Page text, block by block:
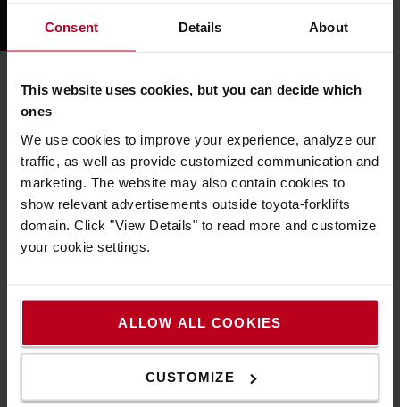
Consent Details About
This website uses cookies, but you can decide which
ones
We use cookies to improve your experience, analyze our
traffic, as well as provide customized communication and
marketing. The website may also contain cookies to
show relevant advertisements outside toyota-forklifts
domain. Click "View Details" to read more and customize
your cookie settings.
ALLOW ALL COOKIES
CUSTOMIZE
Könnyű manőverezhetőség
A BT Levio LWI160 elektromos meghajtású raktári
targonca, amely sokféle kisebb, közepes és nagyobb
igénybevételt jelentő, gyalogkíséretű alkalmazáshoz is
felhasználható. Különösen kiskereskedelmi boltok és
szupermarketek szűk helyein boldogul nagyon könnyen,
de természetesen hibátlanul megbirkózik a vízszintes
szállítás, illetve a fel- és a lerakodás feladataival is. A
kompakt méretű gép könnyen manőverezhető, és
járművek, pl. tehergépkocsik rakterében. A Toyota
rendkívül innovatív emelőgépe a 105 Ah-s
akkumulátorral együtt mindössze 269 kg. A gép akár 1,6
tonnás terhek szállítására alkalmas rövid- és hosszabb
távokon, legfeljebb 6 km/h sebességgel.